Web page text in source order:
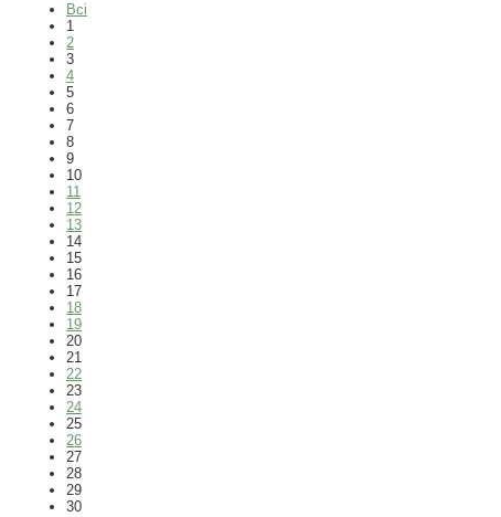
Всі
1
2
3
4
5
6
7
8
9
10
11
12
13
14
15
16
17
18
19
20
21
22
23
24
25
26
27
28
29
30